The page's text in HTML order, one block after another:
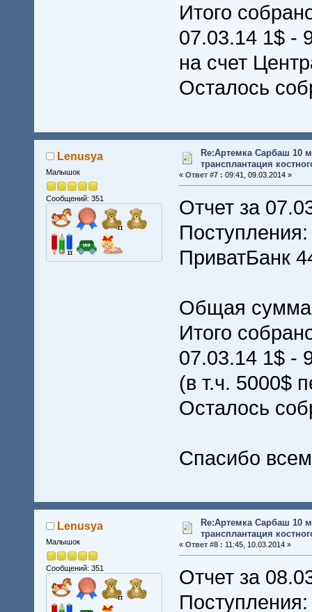
Итого
07.03.14 1$ -
на счет
Осталось
Lenusya
Малышок
Сообщений: 351
Re:Артемка Сарбаш 10
трансплантация
« Ответ #7 : 09:41, 09.03.2014 »
Отчет за
Поступления:
ПриватБанк
Общая сумма
Итого
07.03.14 1$ -
(в т.ч. 5000$
Осталось
Спасибо
Lenusya
Малышок
Сообщений: 351
Re:Артемка Сарбаш 10
трансплантация
« Ответ #8 : 11:45, 10.03.2014 »
Отчет за
Поступления: